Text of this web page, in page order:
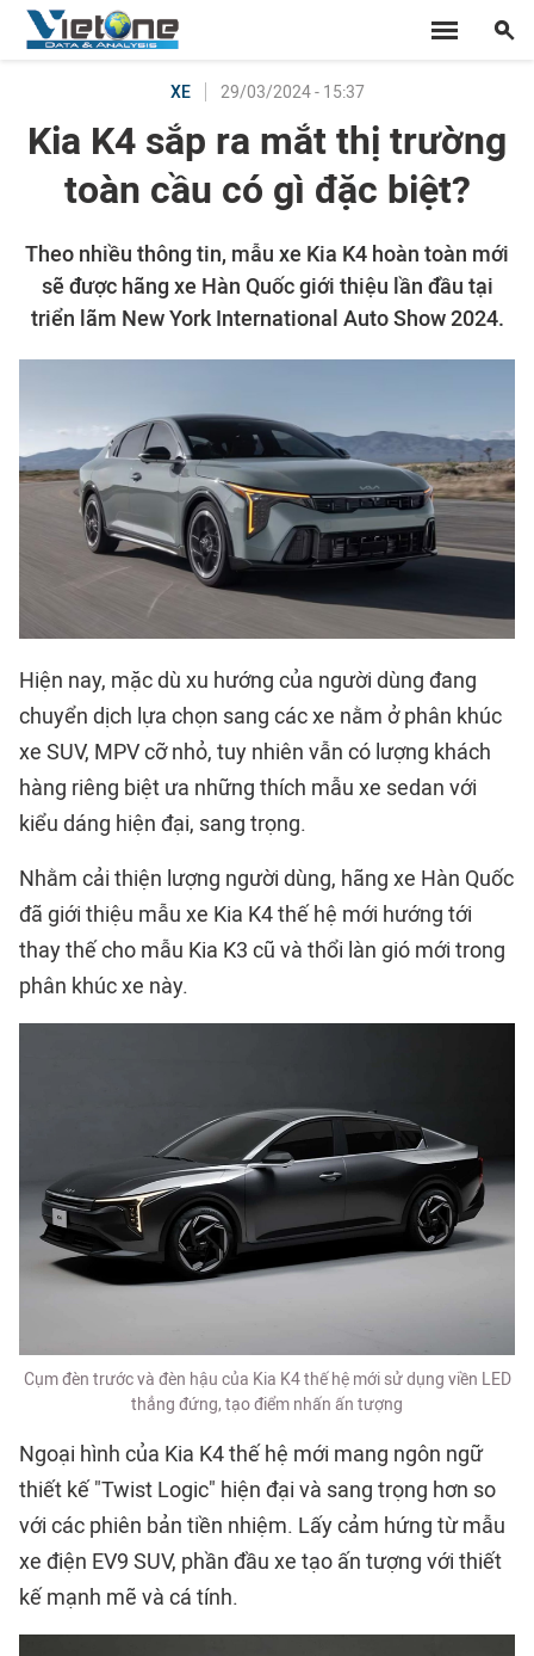
XE 29/03/2024 - 15:37
Kia K4 sắp ra mắt thị trường
toàn cầu có gì đặc biệt?
Theo nhiều thông tin, mẫu xe Kia K4 hoàn toàn mới
sẽ được hãng xe Hàn Quốc giới thiệu lần đầu tại
triển lãm New York International Auto Show 2024.
Hiện nay, mặc dù xu hướng của người dùng đang
chuyển dịch lựa chọn sang các xe nằm ở phân khúc
xe SUV, MPV cỡ nhỏ, tuy nhiên vẫn có lượng khách
hàng riêng biệt ưa những thích mẫu xe sedan với
kiểu dáng hiện đại, sang trọng.
Nhằm cải thiện lượng người dùng, hãng xe Hàn Quốc
đã giới thiệu mẫu xe Kia K4 thế hệ mới hướng tới
thay thế cho mẫu Kia K3 cũ và thổi làn gió mới trong
phân khúc xe này.
Cụm đèn trước và đèn hậu của Kia K4 thế hệ mới sử dụng viền LED
thẳng đứng, tạo điểm nhấn ấn tượng
Ngoại hình của Kia K4 thế hệ mới mang ngôn ngữ
thiết kế "Twist Logic" hiện đại và sang trọng hơn so
với các phiên bản tiền nhiệm. Lấy cảm hứng từ mẫu
xe điện EV9 SUV, phần đầu xe tạo ấn tượng với thiết
kế mạnh mẽ và cá tính.